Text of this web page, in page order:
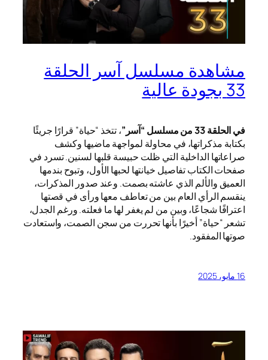
مشاهدة مسلسل آسر الحلقة
33 بجودة عالية
في الحلقة 33 من مسلسل “آسر”
، تتخذ “حياة” قرارًا جريئًا
بكتابة مذكراتها، في محاولة لمواجهة ماضيها وكشف
صراعاتها الداخلية التي ظلت حبيسة قلبها لسنين. تسرد في
صفحات الكتاب تفاصيل خيانتها لحبها الأول، وتبوح بندمها
العميق والألم الذي عاشته بصمت. وعند صدور المذكرات،
ينقسم الرأي العام بين من تعاطف معها ورأى في قصتها
اعترافًا شجاعًا، وبين من لم يغفر لها ما فعلته. ورغم الجدل،
تشعر “حياة” أخيرًا بأنها تحررت من سجن الصمت، واستعادت
صوتها المفقود.
16 مايو، 2025